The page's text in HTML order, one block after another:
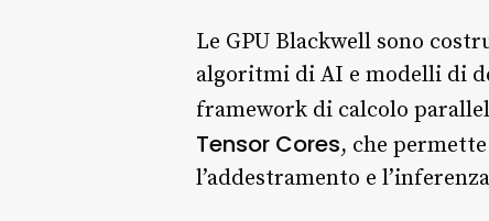
Le GPU Blackwell sono
algoritmi di AI e modelli di
framework di calcolo
Tensor Cores, che
l’addestramento e